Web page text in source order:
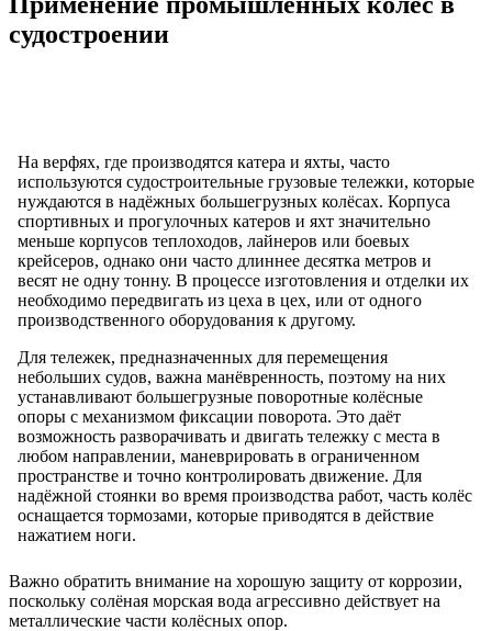
судостроении
На верфях, где производятся катера и яхты, часто
используются судостроительные грузовые тележки, которые
нуждаются в надёжных большегрузных колёсах. Корпуса
спортивных и прогулочных катеров и яхт значительно
меньше корпусов теплоходов, лайнеров или боевых
крейсеров, однако они часто длиннее десятка метров и
весят не одну тонну. В процессе изготовления и отделки их
необходимо передвигать из цеха в цех, или от одного
производственного оборудования к другому.
Для тележек, предназначенных для перемещения
небольших судов, важна манёвренность, поэтому на них
устанавливают большегрузные поворотные колёсные
опоры с механизмом фиксации поворота. Это даёт
возможность разворачивать и двигать тележку с места в
любом направлении, маневрировать в ограниченном
пространстве и точно контролировать движение. Для
надёжной стоянки во время производства работ, часть колёс
оснащается тормозами, которые приводятся в действие
нажатием ноги.
Важно обратить внимание на хорошую защиту от коррозии,
поскольку солёная морская вода агрессивно действует на
металлические части колёсных опор.